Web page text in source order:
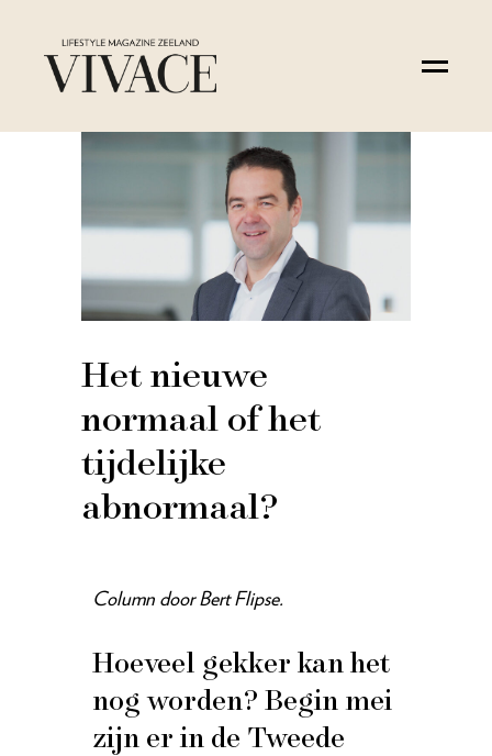
Het nieuwe
normaal of het
tijdelijke
abnormaal?
Column door Bert Flipse.
Hoeveel gekker kan het
nog worden? Begin mei
zijn er in de Tweede